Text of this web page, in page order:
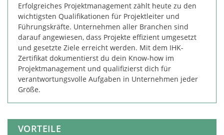
Erfolgreiches Projektmanagement zählt heute zu den
wichtigsten Qualifikationen für Projektleiter und
Führungskräfte. Unternehmen aller Branchen sind
darauf angewiesen, dass Projekte effizient umgesetzt
und gesetzte Ziele erreicht werden. Mit dem IHK-
Zertifikat dokumentierst du dein Know-how im
Projektmanagement und qualifizierst dich für
verantwortungsvolle Aufgaben in Unternehmen jeder
Größe.
VORTEILE